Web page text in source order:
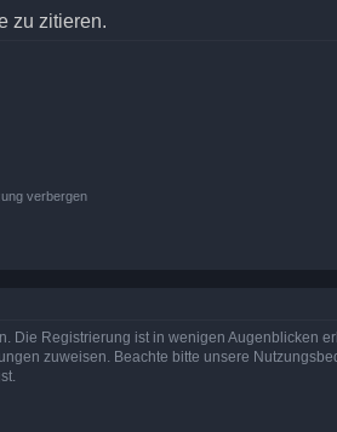
zu zitieren.
verbergen
Die Registrierung ist in wenigen Augenblicken
zuweisen. Beachte bitte unsere